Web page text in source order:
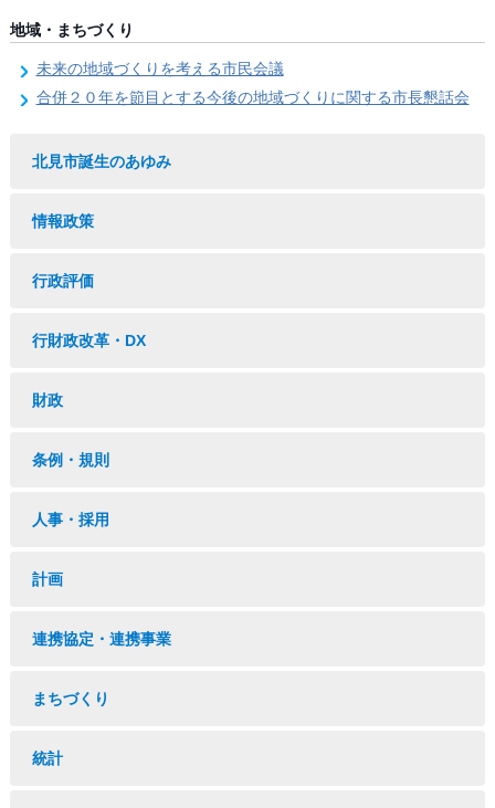
地域・まちづくり
未来の地域づくりを考える市民会議
合併２０年を節目とする今後の地域づくりに関する市長懇話会
北見市誕生のあゆみ
情報政策
行政評価
行財政改革・DX
財政
条例・規則
人事・採用
計画
連携協定・連携事業
まちづくり
統計